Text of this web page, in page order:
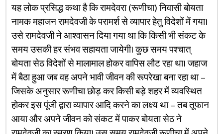
यह लोक प्रसिद्ध कथा है कि रामदेवरा (रूणीचा) निवासी बोयता
नामक महाजन रामदेवजी के परामर्श से व्यापार हेतु विदेशों में गया।
उसे रामदेवजी ने आश्वासन दिया गया था कि किसी भी संकट के
समय उसकी हर संभव सहायता जायेगी। कुछ समय पश्चात्
बोयता सेठ विदेशों से मालामाल होकर वापिस लौट रहा था। जहाज
में बैठा हुआ जब वह अपने भावी जीवन की रूपरेखा बना रहा था –
जिसके अनुसार रूणीचा छोड़ कर किसी बड़े शहर में व्यवस्थित
होकर इस पूंजी द्वारा व्यापार आदि करने का लक्ष्य था – तब तूफान
आया और अपने जीवन को संकट में पाकर बोयता सेठ ने